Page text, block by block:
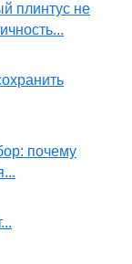
плинтус не
почему